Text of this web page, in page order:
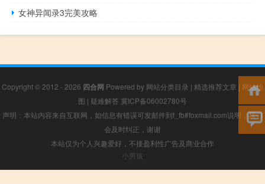
女神异闻录3完美攻略
Copyright © 2012 - 2026 四合网 Powered by 网站分类目录 | 精选推荐文章 | 网站地
图 | 疑难解答 冀ICP备06002780号
声明：本站内容来自互联网，如信息有错误可发邮件到f_fb#foxmail.com说明，我们
会及时纠正，谢谢
本站仅为个人兴趣爱好，不接盈利性广告及商业合作
小男孩